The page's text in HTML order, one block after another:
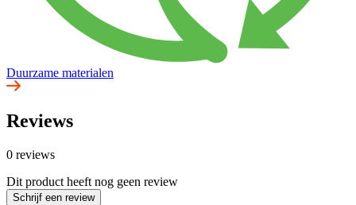
Duurzame materialen
Reviews
0 reviews
Dit product heeft nog geen review
Schrijf een review